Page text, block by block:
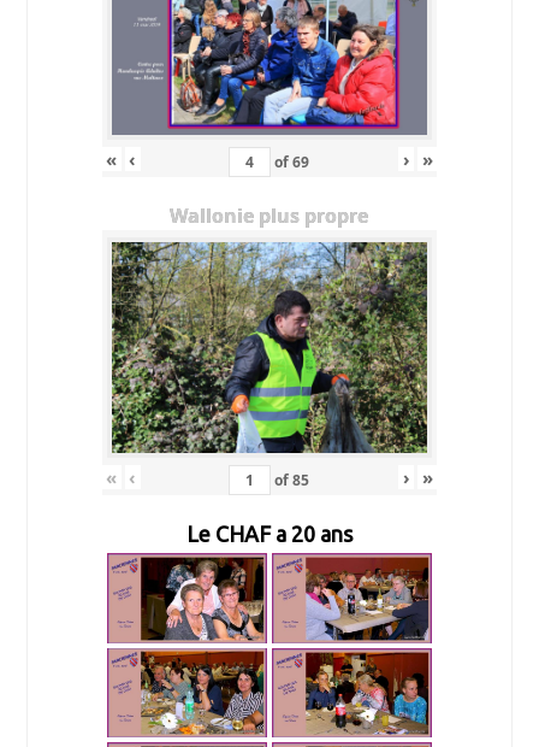
« ‹ of69 › »
Wallonie plus propre
« ‹ of85 › »
Le CHAF a 20 ans